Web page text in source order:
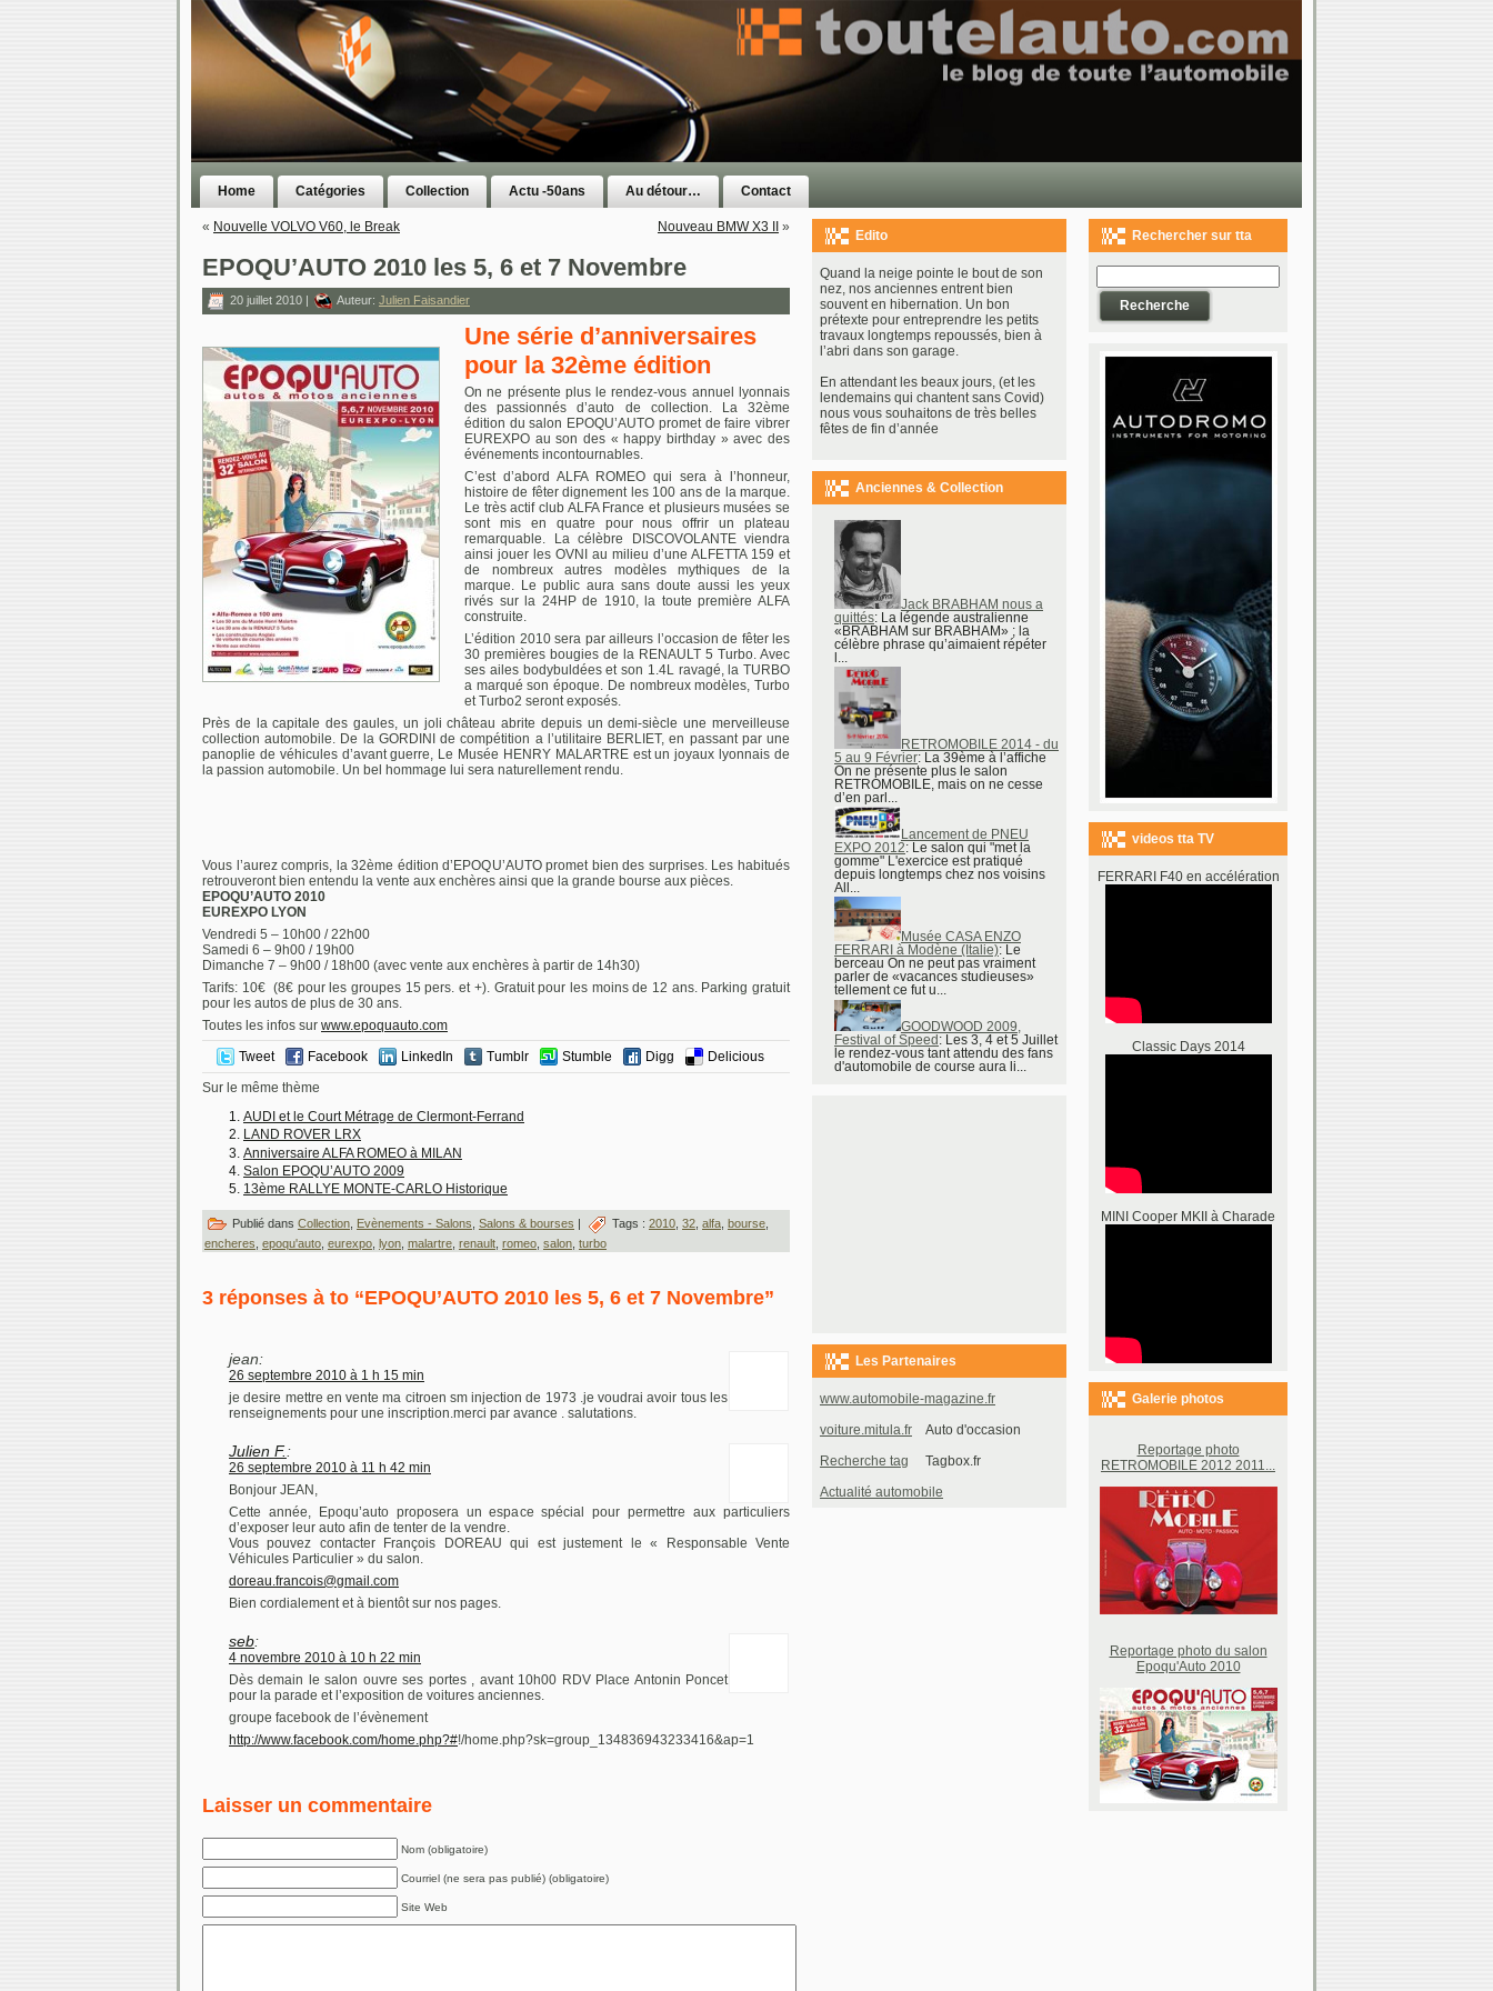
Home Catégories Collection Actu -50ans Au détour… Contact
« Nouvelle VOLVO V60, le Break Nouveau BMW X3 II »
EPOQU’AUTO 2010 les 5, 6 et 7 Novembre
20 juillet 2010 | Auteur: Julien Faisandier
Une série d’anniversaires
pour la 32ème édition
On ne présente plus le rendez-vous annuel lyonnais
des passionnés d’auto de collection. La 32ème
édition du salon EPOQU’AUTO promet de faire vibrer
EUREXPO au son des « happy birthday » avec des
événements incontournables.
C’est d’abord ALFA ROMEO qui sera à l’honneur,
histoire de fêter dignement les 100 ans de la marque.
Le très actif club ALFA France et plusieurs musées se
sont mis en quatre pour nous offrir un plateau
remarquable. La célèbre DISCOVOLANTE viendra
ainsi jouer les OVNI au milieu d’une ALFETTA 159 et
de nombreux autres modèles mythiques de la
marque. Le public aura sans doute aussi les yeux
rivés sur la 24HP de 1910, la toute première ALFA
construite.
L’édition 2010 sera par ailleurs l’occasion de fêter les
30 premières bougies de la RENAULT 5 Turbo. Avec
ses ailes bodybuldées et son 1.4L ravagé, la TURBO
a marqué son époque. De nombreuxmodèles, Turbo
et Turbo2 seront exposés.
Près de la capitale des gaules, un joli château abrite depuis un demi-siècle une merveilleuse
collection automobile. De la GORDINI de compétition a l’utilitaire BERLIET, en passant par une
panoplie de véhicules d’avant guerre, Le Musée HENRY MALARTRE est un joyaux lyonnais de
la passion automobile. Un bel hommage lui sera naturellement rendu.
Vous l’aurez compris, la 32ème édition d’EPOQU’AUTO promet bien des surprises. Les habitués
retrouveront bien entendu la vente aux enchères ainsi que la grande bourse aux pièces.
EPOQU’AUTO 2010
EUREXPO LYON
Vendredi 5 – 10h00 / 22h00
Samedi 6 – 9h00 / 19h00
Dimanche 7 – 9h00 / 18h00 (avec vente aux enchères à partir de 14h30)
Tarifs: 10€ (8€ pour les groupes 15 pers. et +). Gratuit pour les moins de 12 ans. Parking gratuit
pour les autos de plus de 30 ans.
Toutes les infos sur www.epoquauto.com
Tweet
Facebook LinkedIn Tumblr Stumble Digg
Delicious
Sur le même thème
AUDI et le Court Métrage de Clermont-Ferrand
LAND ROVER LRX
Anniversaire ALFA ROMEO à MILAN
Salon EPOQU’AUTO 2009
13ème RALLYE MONTE-CARLO Historique
Publié dans Collection Evènements - Salons Salons & bourses Tags : 2010 32 alfa bourse
encheres epoqu'auto eurexpo lyon malartre renault romeo salon turbo
3 réponses à to “EPOQU’AUTO 2010 les 5, 6 et 7 Novembre”
jean:
26 septembre 2010 à 1 h 15 min
je desire mettre en vente ma citroen sm injection de 1973 .je voudrai avoir tous les
renseignements pour une inscription.merci par avance . salutations.
Julien F.:
26 septembre 2010 à 11 h 42 min
Bonjour JEAN,
Cette année, Epoqu’auto proposera un espace spécial pour permettre aux particuliers
d’exposer leur auto afin de tenter de la vendre.
Vous pouvez contacter François DOREAU qui est justement le « Responsable Vente
Véhicules Particulier » du salon.
doreau.francois@gmail.com
Bien cordialement et à bientôt sur nos pages.
seb:
4 novembre 2010 à 10 h 22 min
Dès demain le salon ouvre ses portes , avant 10h00 RDV Place Antonin Poncet
pour la parade et l’exposition de voitures anciennes.
groupe facebook de l’évènement
http://www.facebook.com/home.php?#!/home.php?sk=group_134836943233416&ap=1
Laisser un commentaire
Nom (obligatoire)
Courriel (ne sera pas publié) (obligatoire)
Site Web
Edito
Quand la neige pointe le bout de son
nez, nos anciennes entrent bien
souvent en hibernation. Un bon
prétexte pour entreprendre les petits
travaux longtemps repoussés, bien à
l’abri dans son garage.
En attendant les beaux jours, (et les
lendemains qui chantent sans Covid)
nous vous souhaitons de très belles
fêtes de fin d’année
Anciennes & Collection
Jack BRABHAM nous a
quittés: La légende australienne
«BRABHAM sur BRABHAM» ; la
célèbre phrase qu’aimaient répéter
l...
RETROMOBILE 2014 - du
5 au 9 Février: La 39ème à l’affiche
On ne présente plus le salon
RETROMOBILE, mais on ne cesse
d’en parl...
Lancement de PNEU
EXPO 2012: Le salon qui "met la
gomme" L'exercice est pratiqué
depuis longtemps chez nos voisins
All...
Musée CASA ENZO
FERRARI à Modène (Italie): Le
berceau On ne peut pas vraiment
parler de «vacances studieuses»
tellement ce fut u...
GOODWOOD 2009,
Festival of Speed : Les 3, 4 et 5 Juillet
le rendez-vous tant attendu des fans
d'automobile de course aura li...
Les Partenaires
www.automobile-magazine.fr
voiture.mitula.fr Auto d'occasion
Recherche tag Tagbox.fr
Actualité automobile
Rechercher sur tta
videos tta TV
FERRARI F40 en accélération
Classic Days 2014
MINI Cooper MKII à Charade
Galerie photos
Reportage photo
RETROMOBILE 2012 2011...
Reportage photo du salon
Epoqu'Auto 2010